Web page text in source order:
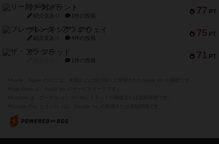
77 PT
リー対グラント
紹介文あり 1件の投稿
75 PT
ブレーキング・アウェイ
紹介文あり 4件の投稿
71 PT
ザ・フラッド
1件の投稿